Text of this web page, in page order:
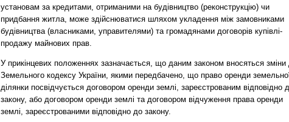
установам за кредитами, отриманими на будівництво (реконструкцію) чи
придбання житла, може здійснюватися шляхом укладення між замовниками
будівництва (власниками, управителями) та громадянами договорів купівлі-
продажу майнових прав.
У прикінцевих положеннях зазначається, що даним законом вносяться зміни
Земельного кодексу України, якими передбачено, що право оренди
ділянки посвідчується договором оренди землі, зареєстрованим відповідно
закону, або договором оренди землі та договором відчуження права оренди
землі, зареєстрованими відповідно до закону.